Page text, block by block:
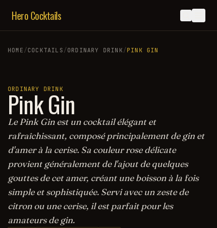
Hero Cocktails
HOME/COCKTAILS/ORDINARY DRINK/PINK GIN
ORDINARY DRINK
Pink Gin
Le Pink Gin est un cocktail élégant et
rafraîchissant, composé principalement de gin et
d'amer à la cerise. Sa couleur rose délicate
provient généralement de l'ajout de quelques
gouttes de cet amer, créant une boisson à la fois
simple et sophistiquée. Servi avec un zeste de
citron ou une cerise, il est parfait pour les
amateurs de gin.